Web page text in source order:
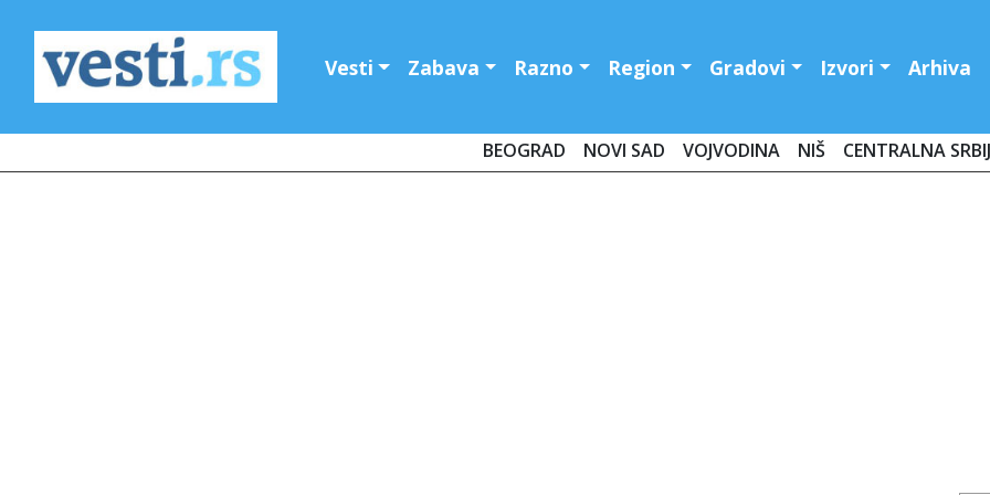
Vesti Zabava Razno Region Gradovi Izvori Arhiva
BEOGRAD NOVI SAD VOJVODINA NIŠ CENTRALNA